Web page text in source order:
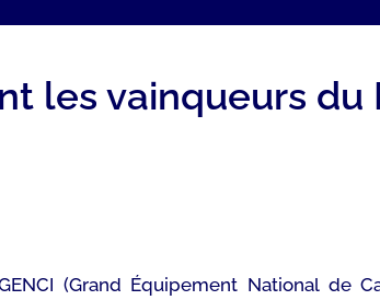
les vainqueurs du
(Grand Équipement National de